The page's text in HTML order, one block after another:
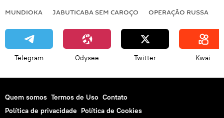
MUNDIOKA JABUTICABA SEM CAROÇO OPERAÇÃO RUSSA
Telegram Odysee Twitter Kwai
Quem somos Termos de Uso Contato
Política de privacidade Política de Cookies